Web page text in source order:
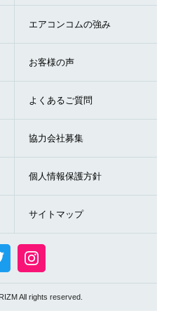
エアコンコムの強み
お客様の声
よくあるご質問
協力会社募集
個人情報保護方針
サイトマップ
All rights reserved.